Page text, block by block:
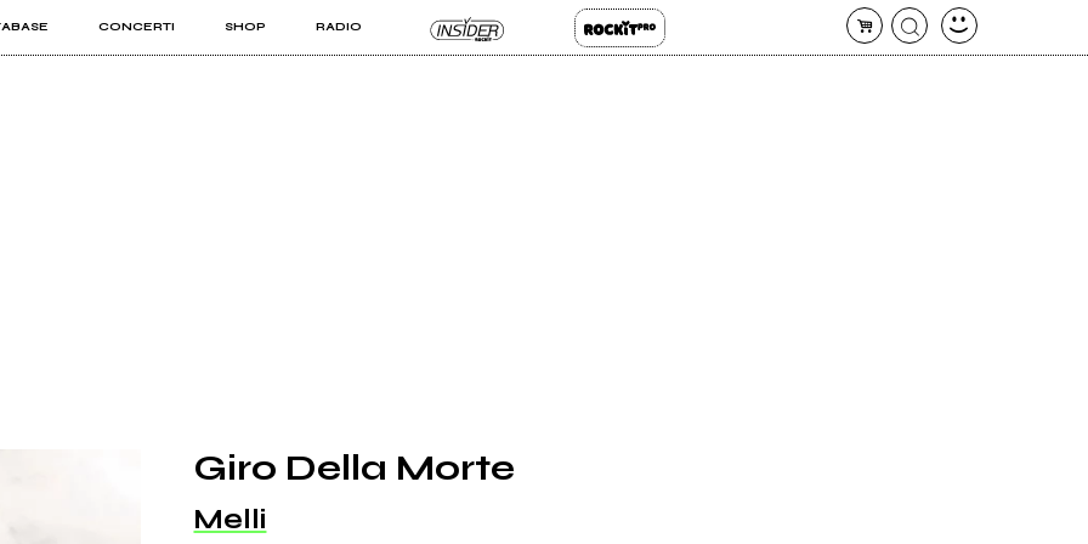
CONCERTI SHOP RADIO
PRO
Giro Della Morte
Melli